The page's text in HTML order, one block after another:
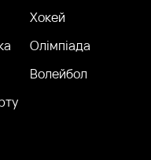
Хокей
Олімпіада
Волейбол